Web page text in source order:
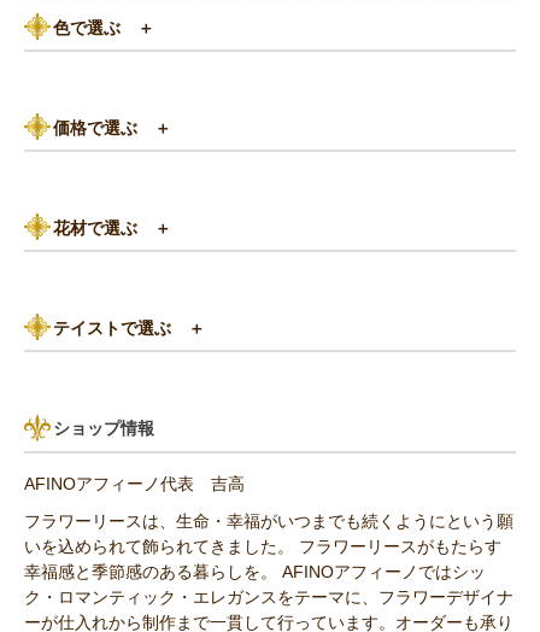
色で選ぶ ＋
黄色・オレンジ系
赤（レッド）系
グリーン（緑色）系
価格で選ぶ ＋
3,000円～5,000円
8,000円～10,000円
花材で選ぶ ＋
あじさい
ひまわり
その他の花材
セミオーダー作品
テイストで選ぶ ＋
アンティーク
ショップ情報
AFINOアフィーノ代表 吉高
フラワーリースは、生命・幸福がいつまでも続くようにという願
いを込められて飾られてきました。 フラワーリースがもたらす
幸福感と季節感のある暮らしを。 AFINOアフィーノではシッ
ク・ロマンティック・エレガンスをテーマに、フラワーデザイナ
ーが仕入れから制作まで一貫して行っています。オーダーも承り